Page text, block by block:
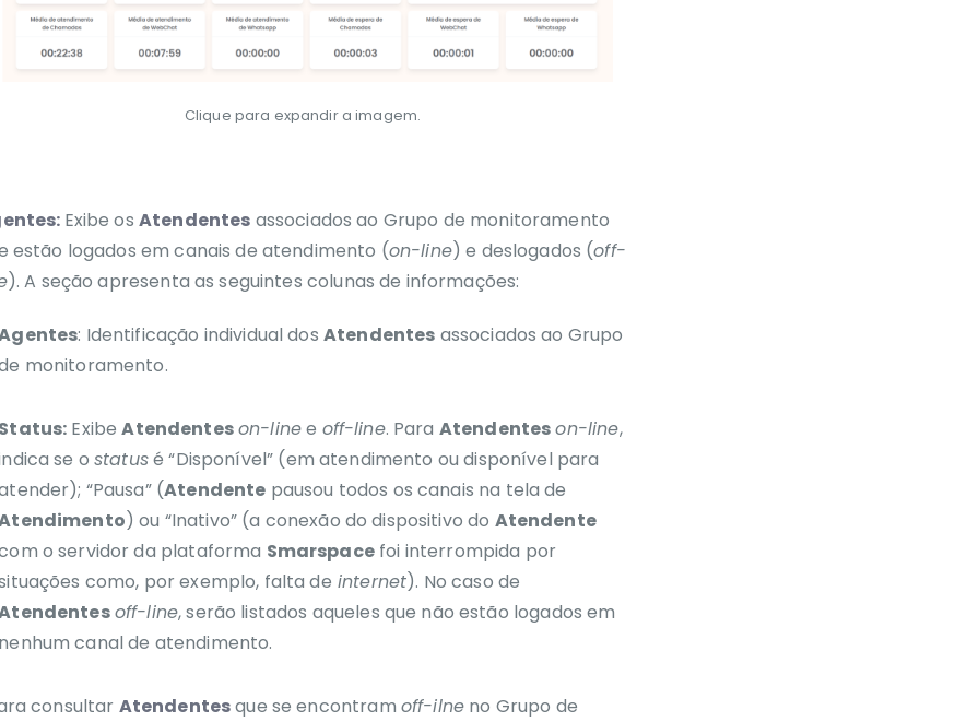
Clique para expandir a imagem.
Exibe os Atendentes associados ao Grupo de monitoramento
estão logados em canais de atendimento (on-line) e deslogados (off-
).A seção apresenta as seguintes colunas de informações:
: Identificação individual dos Atendentes associados ao Grupo
monitoramento.
Status: ExibeAtendenteson-linee off-line. Para Atendenteson-line,
se ostatusé “Disponível” (em atendimento ou disponível para
; “Pausa” (Atendente pausou todos os canais na tela de
) ou “Inativo” (a conexão dodispositivo do Atendente
o servidor da plataforma Smarspacefoi interrompida por
como, por exemplo, falta de internet). No caso de
off-line, serão listados aqueles que não estão logados em
nenhum canal de atendimento.
consultar Atendentesque se encontram off-ilne no Grupo de